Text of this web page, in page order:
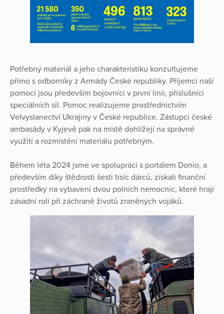
Potřebný materiál a jeho charakteristiku konzultujeme
přímo s odborníky z Armády České republiky. Příjemci naší
pomoci jsou především bojovníci v první linii, příslušníci
speciálních sil. Pomoc realizujeme prostřednictvím
Velvyslanectví Ukrajiny v České republice. Zástupci české
ambasády v Kyjevě pak na místě dohlížejí na správné
využití a rozmístění materiálu potřebným.
Během léta 2024 jsme ve spolupráci s portálem Donio, a
především díky štědrosti šesti tisíc dárců, získali finanční
prostředky na vybavení dvou polních nemocnic, které hrají
zásadní roli při záchraně životů zraněných vojáků.